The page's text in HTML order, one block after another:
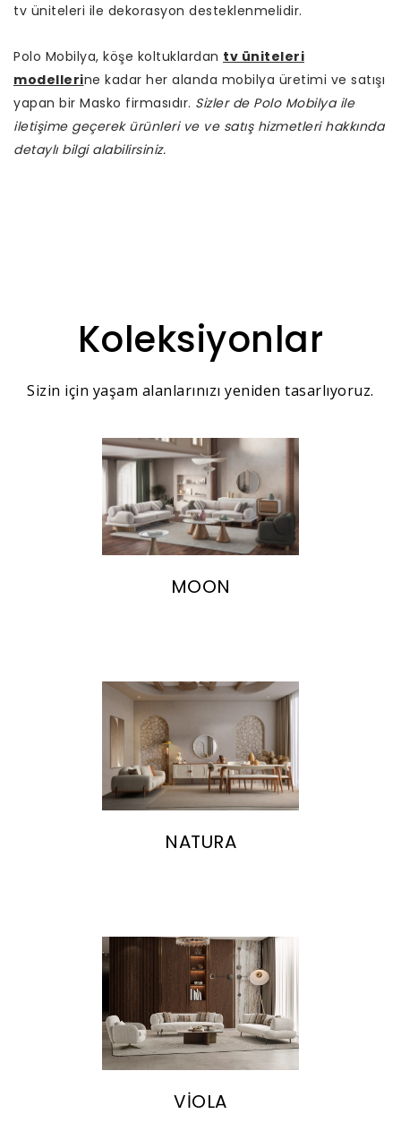
tv üniteleri ile dekorasyon desteklenmelidir.
Polo Mobilya, köşe koltuklardan tv üniteleri
modellerine kadar her alanda mobilya üretimi ve satışı
yapan bir Masko firmasıdır. Sizler de Polo Mobilya ile
iletişime geçerek ürünleri ve ve satış hizmetleri hakkında
detaylı bilgi alabilirsiniz.
Koleksiyonlar
Sizin için yaşam alanlarınızı yeniden tasarlıyoruz.
MOON
NATURA
VİOLA